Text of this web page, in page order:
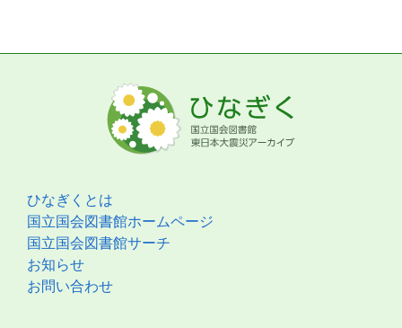
ひなぎくとは
国立国会図書館ホームページ
国立国会図書館サーチ
お知らせ
お問い合わせ